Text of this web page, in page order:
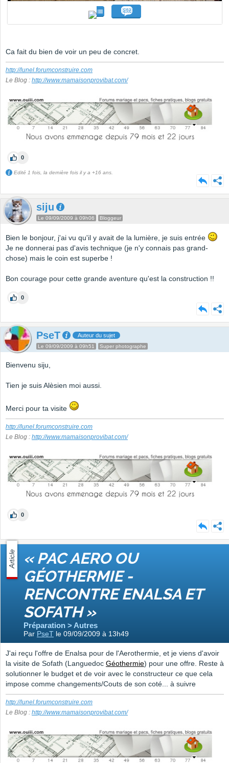
Ca fait du bien de voir un peu de concret.
http://lunel.forumconstruire.com
Le Blog : http://www.mamaisonprovibat.com/
0
Edité 1 fois, la dernière fois il y a +16 ans.
siju
Le 09/09/2009 à 09h06 Bloggeur
Bien le bonjour, j'ai vu qu'il y avait de la lumière, je suis entrée
Je ne donnerai pas d'avis technique (je n'y connais pas grand-
chose) mais le coin est superbe !
Bon courage pour cette grande aventure qu'est la construction !!
0
PseT Auteur du sujet
Le 09/09/2009 à 09h51 Super photographe
Bienvenu siju,
Tien je suis Alèsien moi aussi.
Merci pour ta visite
http://lunel.forumconstruire.com
Le Blog : http://www.mamaisonprovibat.com/
0
Article « PAC AERO OU
GÉOTHERMIE -
RENCONTRE ENALSA ET
SOFATH »
Préparation > Autres
Par PseT le 09/09/2009 à 13h49
J'ai reçu l'offre de Enalsa pour de l'Aerothermie, et je viens d'avoir
la visite de Sofath (Languedoc Géothermie) pour une offre. Reste à
solutionner le budget et de voir avec le constructeur ce que cela
impose comme changements/Couts de son coté... à suivre
http://lunel.forumconstruire.com
Le Blog : http://www.mamaisonprovibat.com/